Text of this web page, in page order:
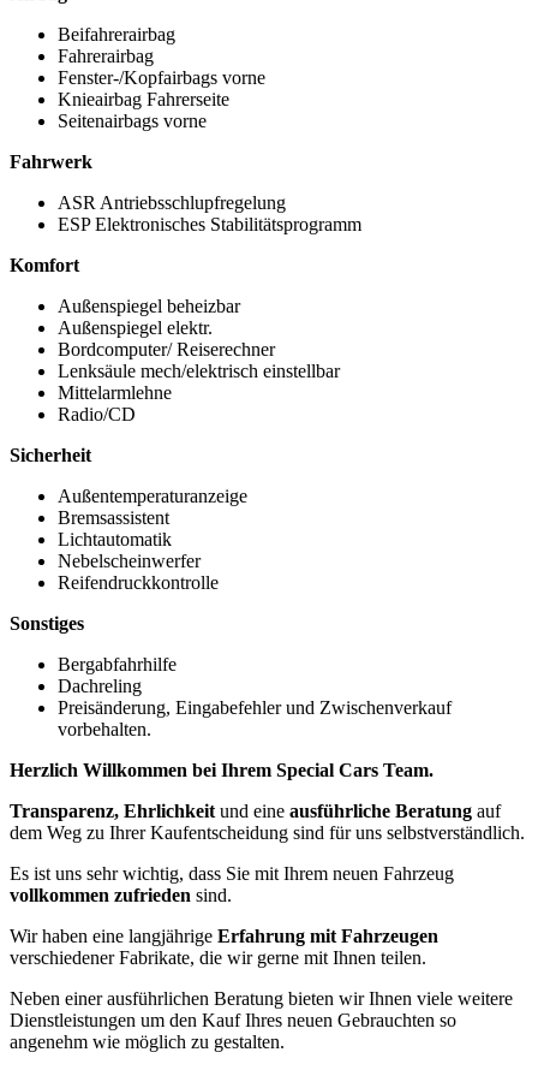
Beifahrerairbag
Fahrerairbag
Fenster-/Kopfairbags vorne
Knieairbag Fahrerseite
Seitenairbags vorne
Fahrwerk
ASR Antriebsschlupfregelung
ESP Elektronisches Stabilitätsprogramm
Komfort
Außenspiegel beheizbar
Außenspiegel elektr.
Bordcomputer/ Reiserechner
Lenksäule mech/elektrisch einstellbar
Mittelarmlehne
Radio/CD
Sicherheit
Außentemperaturanzeige
Bremsassistent
Lichtautomatik
Nebelscheinwerfer
Reifendruckkontrolle
Sonstiges
Bergabfahrhilfe
Dachreling
Preisänderung, Eingabefehler und Zwischenverkauf
vorbehalten.
Herzlich Willkommen bei Ihrem Special Cars Team.
Transparenz, Ehrlichkeit und eine ausführliche Beratung auf
dem Weg zu Ihrer Kaufentscheidung sind für uns selbstverständlich.
Es ist uns sehr wichtig, dass Sie mit Ihrem neuen Fahrzeug
vollkommen zufrieden sind.
Wir haben eine langjährige Erfahrung mit Fahrzeugen
verschiedener Fabrikate, die wir gerne mit Ihnen teilen.
Neben einer ausführlichen Beratung bieten wir Ihnen viele weitere
Dienstleistungen um den Kauf Ihres neuen Gebrauchten so
angenehm wie möglich zu gestalten.